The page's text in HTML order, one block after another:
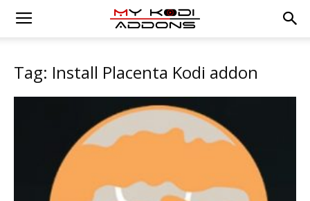
Tag: Install Placenta Kodi addon